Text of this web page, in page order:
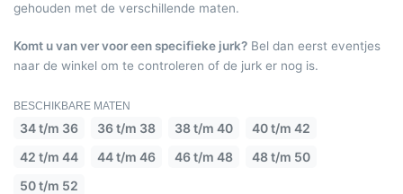
gehouden met de verschillende maten.
Komt u van ver voor een specifieke jurk? Bel dan eerst eventjes
naar de winkel om te controleren of de jurk er nog is.
BESCHIKBARE MATEN
34 t/m 36 36 t/m 38 38 t/m 40
40 t/m 42
42 t/m 44
44 t/m 46 46 t/m 48
48 t/m 50
50 t/m 52